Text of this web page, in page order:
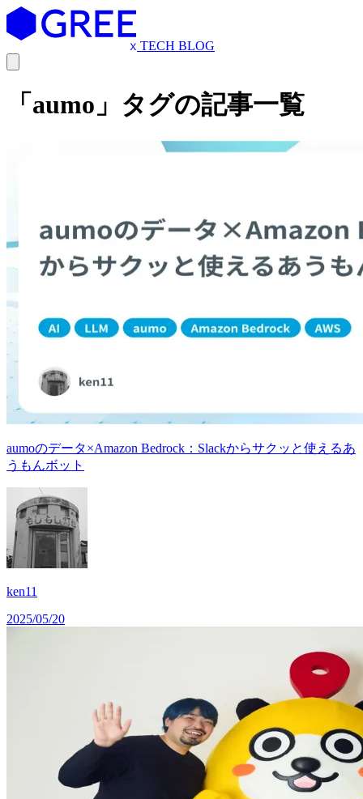
TECH BLOG
「aumo」タグの記事一覧
aumoのデータ×Amazon Bedrock：Slackからサクッと使えるあ
うもんボット
ken11
2025/05/20